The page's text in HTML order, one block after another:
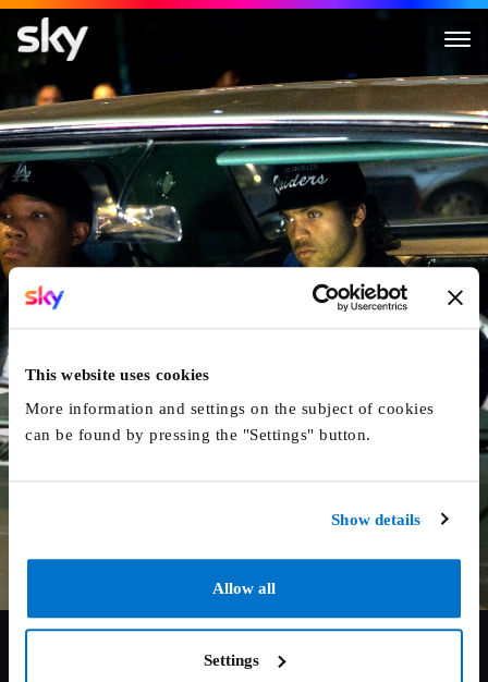
This website uses cookies
More information and settings on the subject of cookies
can be found by pressing the "Settings" button.
Show details
Allow all
Settings
Straight Outta Compton
7.8/10 2015 147 min Drama